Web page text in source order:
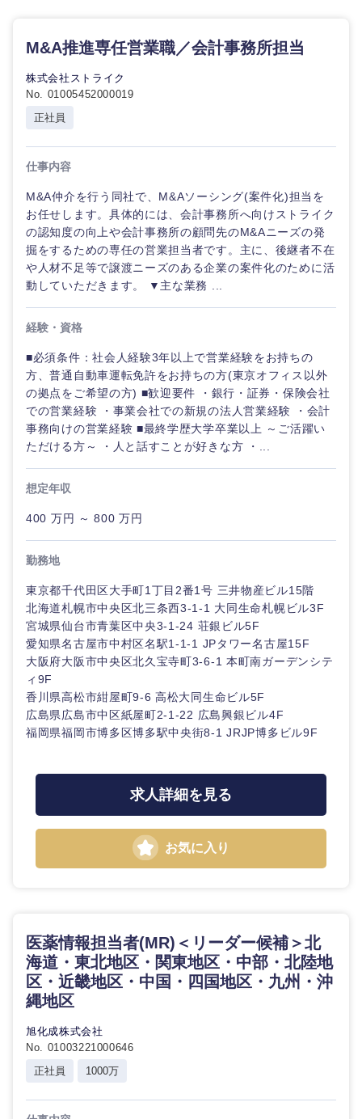
M&A推進専任営業職／会計事務所担当
株式会社ストライク
No. 01005452000019
正社員
仕事内容
M&A仲介を行う同社で、M&Aソーシング(案件化)担当を
お任せします。具体的には、会計事務所へ向けストライク
の認知度の向上や会計事務所の顧問先のM&Aニーズの発
掘をするための専任の営業担当者です。主に、後継者不在
や人材不足等で譲渡ニーズのある企業の案件化のために活
動していただきます。 ▼主な業務 ...
経験・資格
■必須条件：社会人経験3年以上で営業経験をお持ちの
方、普通自動車運転免許をお持ちの方(東京オフィス以外
の拠点をご希望の方) ■歓迎要件 ・銀行・証券・保険会社
での営業経験 ・事業会社での新規の法人営業経験 ・会計
事務向けの営業経験 ■最終学歴大学卒業以上 ～ご活躍い
ただける方～ ・人と話すことが好きな方 ・...
想定年収
400 万円 ～ 800 万円
勤務地
東京都千代田区大手町1丁目2番1号 三井物産ビル15階
北海道札幌市中央区北三条西3-1-1 大同生命札幌ビル3F
宮城県仙台市青葉区中央3-1-24 荘銀ビル5F
愛知県名古屋市中村区名駅1-1-1 JPタワー名古屋15F
大阪府大阪市中央区北久宝寺町3-6-1 本町南ガーデンシテ
ィ9F
香川県高松市紺屋町9-6 高松大同生命ビル5F
広島県広島市中区紙屋町2-1-22 広島興銀ビル4F
福岡県福岡市博多区博多駅中央街8-1 JRJP博多ビル9F
求人詳細を見る
お気に入り
医薬情報担当者(MR)＜リーダー候補＞北
海道・東北地区・関東地区・中部・北陸地
区・近畿地区・中国・四国地区・九州・沖
縄地区
旭化成株式会社
No. 01003221000646
正社員
1000万